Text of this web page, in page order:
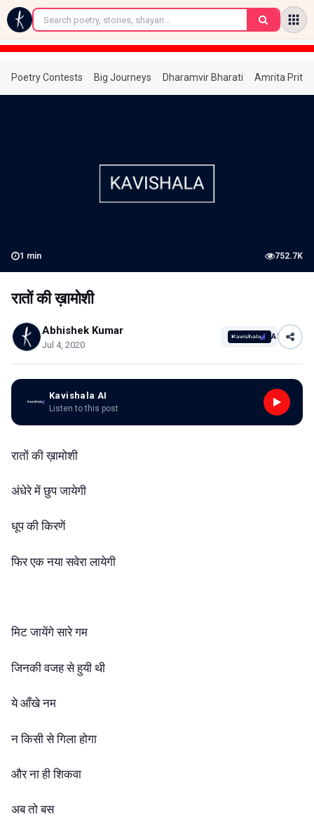
←
Poetry Contests Big Journeys Dharamvir Bharati Amrita
1 min 752.7K
रातों की ख़ामोशी
Abhishek Kumar
Jul 4, 2020
AI
Kavishala AI
Listen to this post
रातों की ख़ामोशी
अंधेरे में छुप जायेगी
धूप की किरणें
फिर एक नया सवेरा लायेगी
मिट जायेंगे सारे गम
जिनकी वजह से हुयी थी
ये आँखे नम
न किसी से गिला होगा
और ना ही शिकवा
अब तो बस